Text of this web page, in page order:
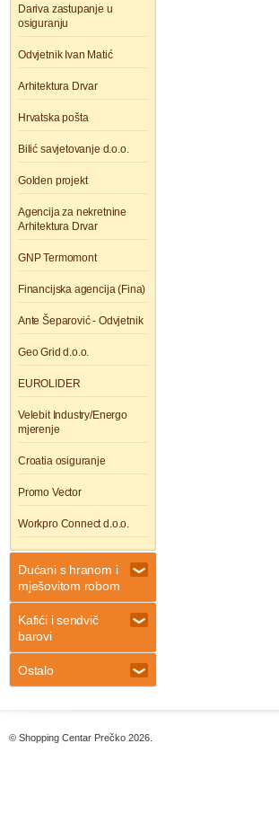
Dariva zastupanje u
osiguranju
Odvjetnik Ivan Matić
Arhitektura Drvar
Hrvatska pošta
Bilić savjetovanje d.o.o.
Golden projekt
Agencija za nekretnine
Arhitektura Drvar
GNP Termomont
Financijska agencija (Fina)
Ante Šeparović - Odvjetnik
Geo Grid d.o.o.
EUROLIDER
Velebit Industry/Energo
mjerenje
Croatia osiguranje
Promo Vector
Workpro Connect d.o.o.
Dućani s hranom i
mješovitom robom
Kafići i sendvič
barovi
Ostalo
© Shopping Centar Prečko 2026.